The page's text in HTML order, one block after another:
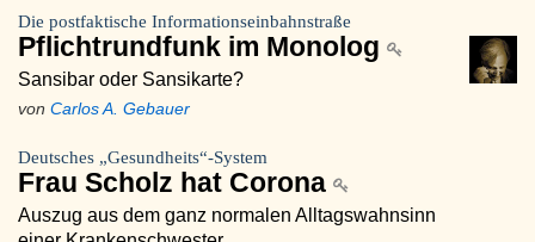
Die postfaktische Informationseinbahnstraße
Pflichtrundfunk im Monolog
Sansibar oder Sansikarte?
von Carlos A. Gebauer
Deutsches „Gesundheits“-System
Frau Scholz hat Corona
Auszug aus dem ganz normalen Alltagswahnsinn